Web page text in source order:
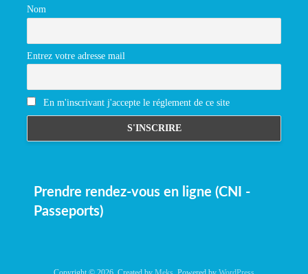
Nom
Entrez votre adresse mail
En m'inscrivant j'accepte le réglement de ce site
Prendre rendez-vous en ligne (CNI -
Passeports)